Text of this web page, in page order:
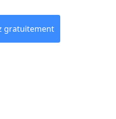
gratuitement